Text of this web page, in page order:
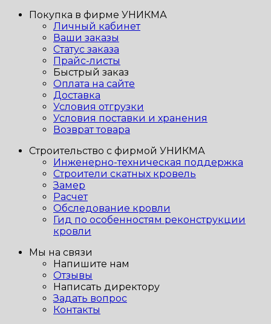
Покупка в фирме УНИКМА
Личный кабинет
Ваши заказы
Статус заказа
Прайс-листы
Быстрый заказ
Оплата на сайте
Доставка
Условия отгрузки
Условия поставки и хранения
Возврат товара
Строительство с фирмой УНИКМА
Инженерно-техническая поддержка
Строители скатных кровель
Замер
Расчет
Обследование кровли
Гид по особенностям реконструкции
кровли
Мы на связи
Напишите нам
Отзывы
Написать директору
Задать вопрос
Контакты